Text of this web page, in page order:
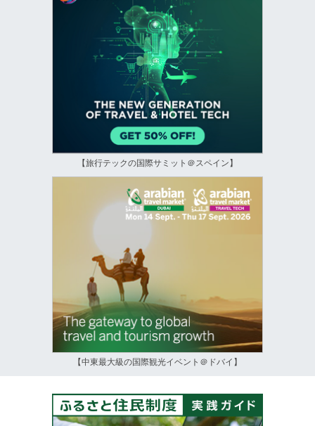
【旅行テックの国際サミット＠スペイン】
【中東最大級の国際観光イベント＠ドバイ】